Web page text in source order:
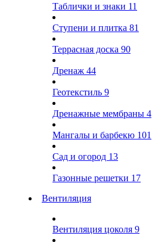
Таблички и знаки 11
Ступени и плитка 81
Террасная доска 90
Дренаж 44
Геотекстиль 9
Дренажные мембраны 4
Мангалы и барбекю 101
Сад и огород 13
Газонные решетки 17
Вентиляция
Вентиляция цоколя 9